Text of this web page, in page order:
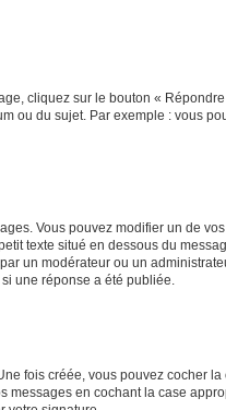
cliquez sur le bouton «
ou du sujet. Par exemple : vous
Vous pouvez modifier un de
texte situé en dessous du
un modérateur ou un
une réponse a été publiée.
fois créée, vous pouvez cocher
messages en cochant la case